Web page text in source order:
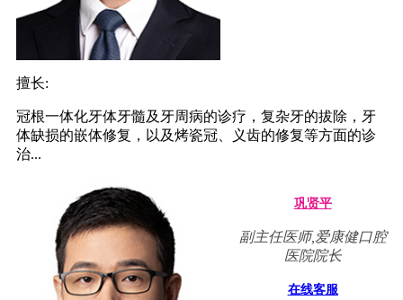
擅长:
冠根一体化牙体牙髓及牙周病的诊疗，复杂牙的拔除，牙
体缺损的嵌体修复，以及烤瓷冠、义齿的修复等方面的诊
治...
巩贤平
副主任医师,爱康健口腔
医院院长
在线客服